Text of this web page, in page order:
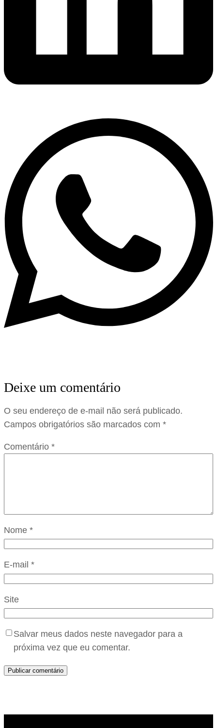
Deixe um comentário
O seu endereço de e-mail não será publicado.
Campos obrigatórios são marcados com *
Comentário *
Nome *
E-mail *
Site
Salvar meus dados neste navegador para a
próxima vez que eu comentar.